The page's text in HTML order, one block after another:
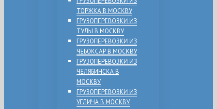
ТОРЖКА В МОСКВУ
ГРУЗОПЕРЕВОЗКИ ИЗ
ТУЛЫ В МОСКВУ
ГРУЗОПЕРЕВОЗКИ ИЗ
ЧЕБОКСАР В МОСКВУ
ГРУЗОПЕРЕВОЗКИ ИЗ
ЧЕЛЯБИНСКА В
МОСКВУ
ГРУЗОПЕРЕВОЗКИ ИЗ
УГЛИЧА В МОСКВУ